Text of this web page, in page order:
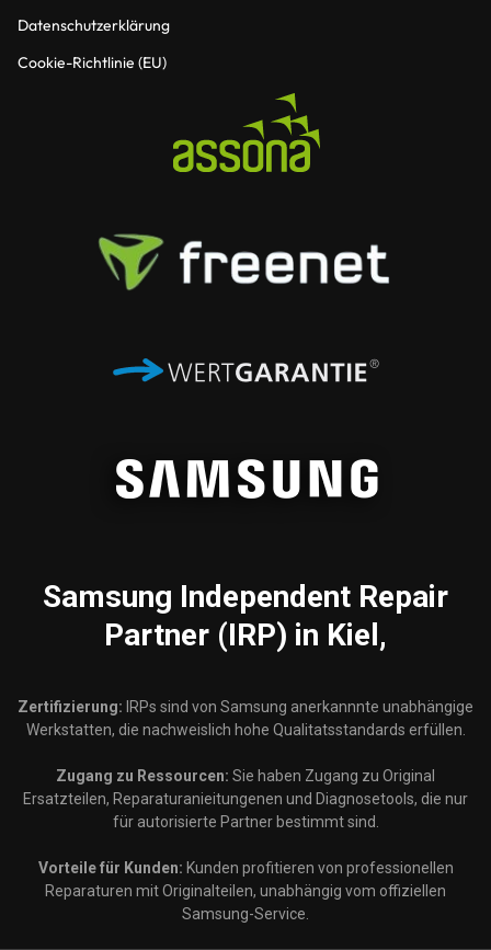
Datenschutzerklärung
Cookie-Richtlinie (EU)
Samsung Independent Repair
Partner (IRP) in Kiel,
Zertifizierung: IRPs sind von Samsung anerkannnte unabhängige
Werkstatten, die nachweislich hohe Qualitatsstandards erfüllen.
Zugang zu Ressourcen: Sie haben Zugang zu Original
Ersatzteilen, Reparaturanieitungenen und Diagnosetools, die nur
für autorisierte Partner bestimmt sind.
Vorteile für Kunden: Kunden profitieren von professionellen
Reparaturen mit Originalteilen, unabhängig vom offiziellen
Samsung-Service.